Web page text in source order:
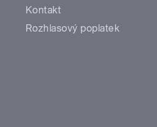
Kontakt
Rozhlasový poplatek